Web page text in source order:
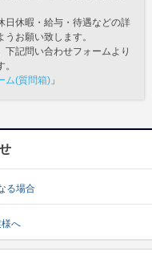
日休暇・給与・待遇などの詳
お願い致します。
記問い合わせフォームより
ム(質問箱) 」
る場合
へ